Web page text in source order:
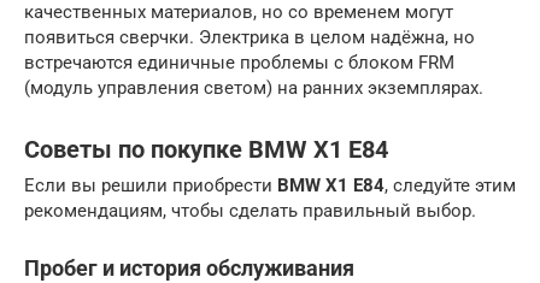
качественных материалов, но со временем могут
появиться сверчки. Электрика в целом надёжна, но
встречаются единичные проблемы с блоком FRM
(модуль управления светом) на ранних экземплярах.
Советы по покупке BMW X1 E84
Если вы решили приобрести BMW X1 E84, следуйте этим
рекомендациям, чтобы сделать правильный выбор.
Пробег и история обслуживания